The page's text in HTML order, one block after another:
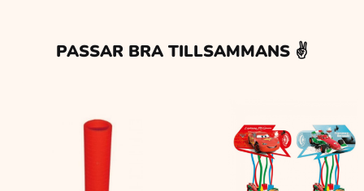
PASSAR BRA TILLSAMMANS ✌️